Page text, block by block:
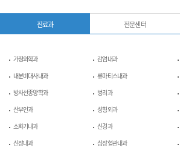
진료과 전문센터
가정의학과 감염내과
내분비대사내과
류마티스내과
방사선종양학과
병리과
산부인과
성형외과
소화기내과
신경과
신장내과
심장혈관내과